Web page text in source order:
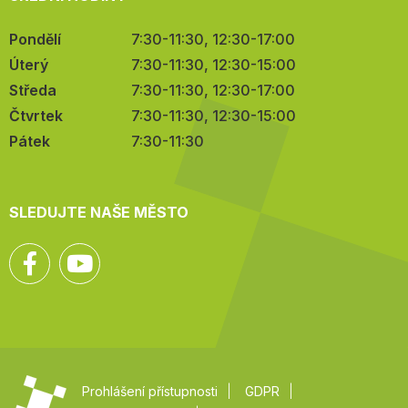
Pondělí
7:30-11:30, 12:30-17:00
Úterý
7:30-11:30, 12:30-15:00
Středa
7:30-11:30, 12:30-17:00
Čtvrtek
7:30-11:30, 12:30-15:00
Pátek
7:30-11:30
SLEDUJTE NAŠE MĚSTO
Facebook
Prohlášení přístupnosti
GDPR